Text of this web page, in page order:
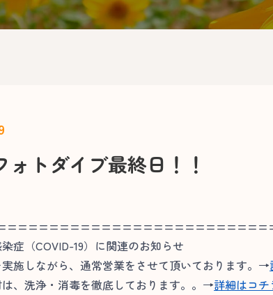
ォトダイブ最終日！！
症（COVID-19）に関連のお知らせ
施しながら、通常営業をさせて頂いております。→
、洗浄・消毒を徹底しております。。→詳細はコチ